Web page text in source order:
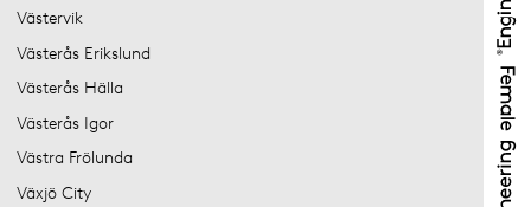
Västervik
Västerås Erikslund
Västerås Hälla
Västerås Igor
Västra Frölunda
Växjö City